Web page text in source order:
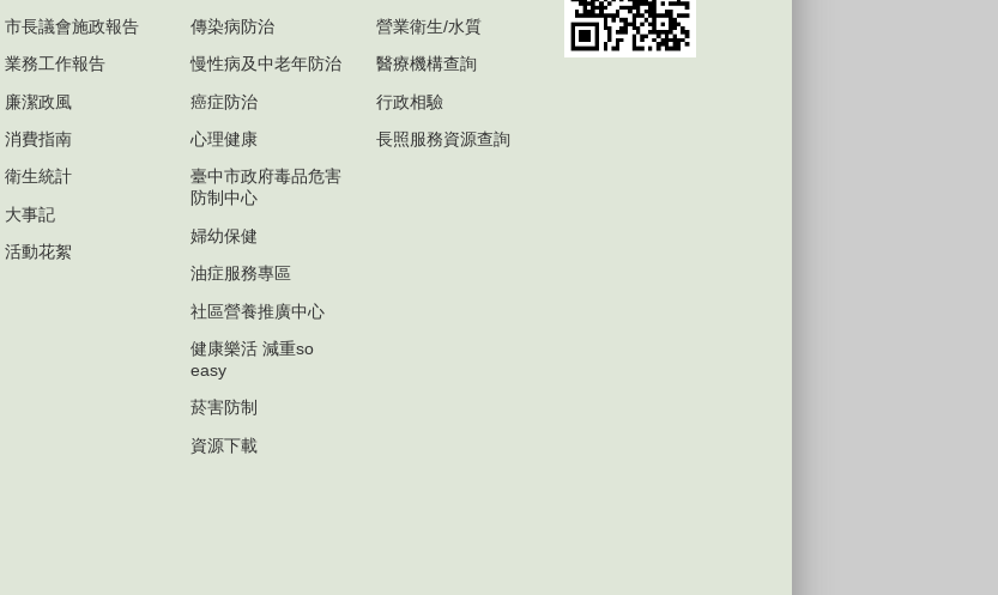
市長議會施政報告
業務工作報告
廉潔政風
消費指南
衛生統計
大事記
活動花絮
傳染病防治
慢性病及中老年防治
癌症防治
心理健康
臺中市政府毒品危害
防制中心
婦幼保健
油症服務專區
社區營養推廣中心
健康樂活 減重so
easy
菸害防制
資源下載
營業衛生/水質
醫療機構查詢
行政相驗
長照服務資源查詢